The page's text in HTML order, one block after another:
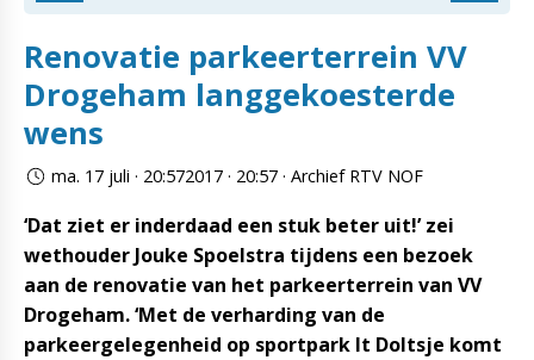
Renovatie parkeerterrein VV
Drogeham langgekoesterde
wens
ma. 17 juli · 20:572017 · 20:57 · Archief RTV NOF
‘Dat ziet er inderdaad een stuk beter uit!’ zei
wethouder Jouke Spoelstra tijdens een bezoek
aan de renovatie van het parkeerterrein van VV
Drogeham. ‘Met de verharding van de
parkeergelegenheid op sportpark It Doltsje komt